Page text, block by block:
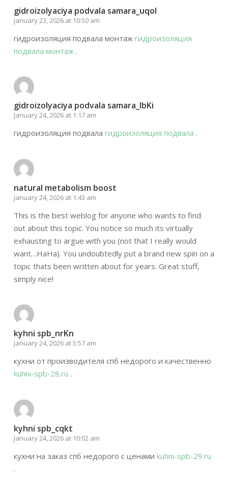
gidroizolyaciya podvala samara_uqol
January 23, 2026 at 10:50 am
гидроизоляция подвала монтаж гидроизоляция
подвала монтаж.
gidroizolyaciya podvala samara_lbKi
January 24, 2026 at 1:17 am
гидроизоляция подвала гидроизоляция подвала .
natural metabolism boost
January 24, 2026 at 1:43 am
This is the best weblog for anyone who wants to find
out about this topic. You notice so much its virtually
exhausting to argue with you (not that I really would
want…HaHa). You undoubtedly put a brand new spin on a
topic thats been written about for years. Great stuff,
simply nice!
kyhni spb_nrKn
January 24, 2026 at 5:57 am
кухни от производителя спб недорого и качественно
kuhni-spb-28.ru .
kyhni spb_cqkt
January 24, 2026 at 10:02 am
кухни на заказ спб недорого с ценами kuhni-spb-29.ru
.